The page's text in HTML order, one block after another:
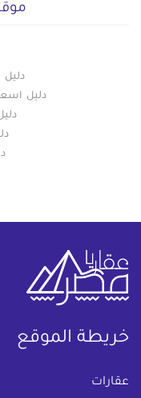
دليل
دليل
خريطة الموقع
عقارات